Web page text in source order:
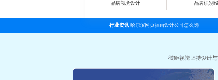
品牌视觉设计 品牌识别
行业资讯 哈尔滨网页插画设计公司怎么选